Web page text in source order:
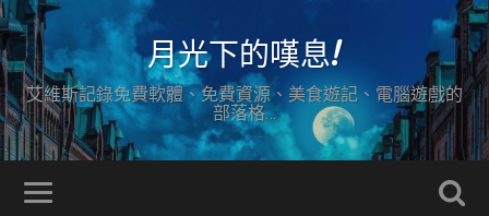
月光下的嘆息!
艾維斯記錄免費軟體、免費資源、美食遊記、電腦遊戲的
部落格…